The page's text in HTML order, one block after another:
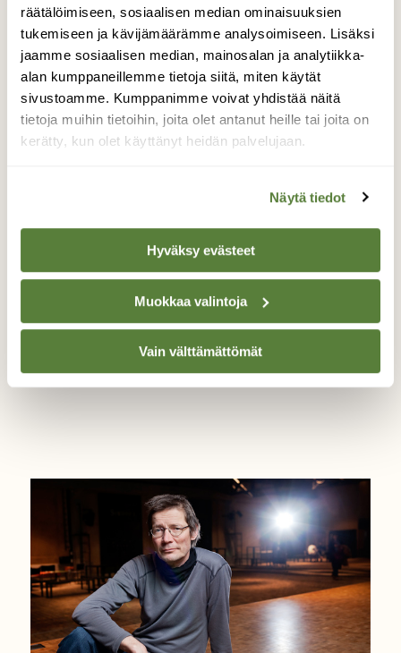
räätälöimiseen, sosiaalisen median ominaisuuksien
tukemiseen ja kävijämäärämme analysoimiseen. Lisäksi
jaamme sosiaalisen median, mainosalan ja analytiikka-
alan kumppaneillemme tietoja siitä, miten käytät
sivustoamme. Kumppanimme voivat yhdistää näitä
tietoja muihin tietoihin, joita olet antanut heille tai joita on
kerätty, kun olet käyttänyt heidän palvelujaan.
Näytä tiedot
Hyväksy evästeet
Muokkaa valintoja
Vain välttämättömät
Luonnolla on paljon ystäviä